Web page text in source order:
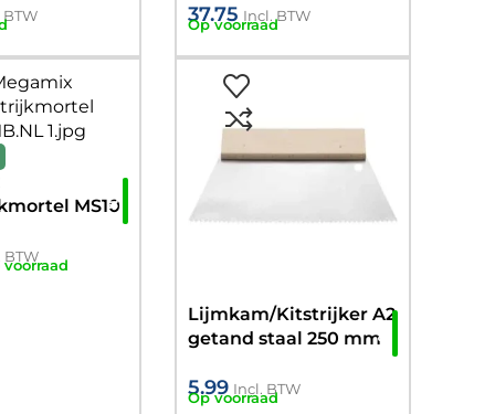
BTW 37.75 Incl. BTW
Op voorraad
MS10
BTW
Lijmkam/Kitstrijker A2
getand staal 250 mm
5.99 Incl. BTW
Op voorraad